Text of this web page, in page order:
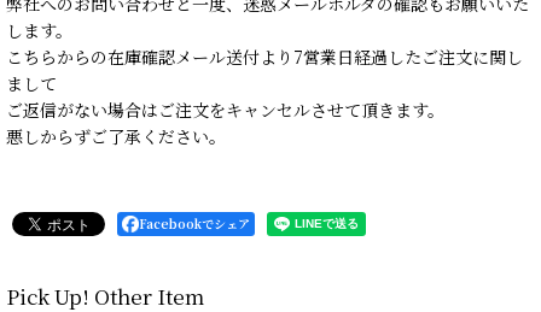
します。
こちらからの在庫確認メール送付より7営業日経過したご注文に関し
まして
ご返信がない場合はご注文をキャンセルさせて頂きます。
悪しからずご了承ください。
Facebookでシェア
Pick Up! Other Item